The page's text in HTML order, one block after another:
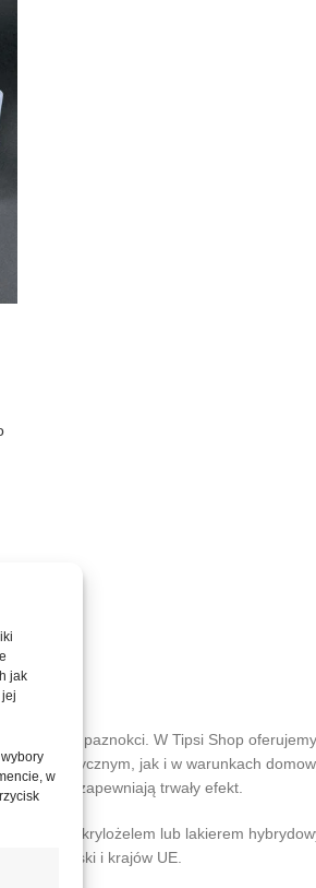
jak
w
długości paznokci. W Tipsi Shop
kosmetycznym, jak i w warunkach
i zapewniają trwały efekt.
z żelem, akrylożelem lub lakierem
Polski i krajów UE.